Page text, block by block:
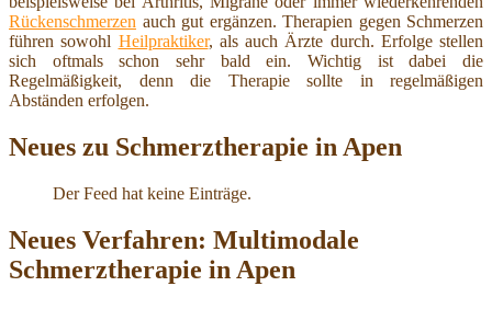
Rückenschmerzen auch gut ergänzen. Therapien gegen Schmerzen
führen sowohl Heilpraktiker, als auch Ärzte durch. Erfolge stellen
sich oftmals schon sehr bald ein. Wichtig ist dabei die
Regelmäßigkeit, denn die Therapie sollte in regelmäßigen
Abständen erfolgen.
Neues zu Schmerztherapie in Apen
Der Feed hat keine Einträge.
Neues Verfahren: Multimodale
Schmerztherapie in Apen